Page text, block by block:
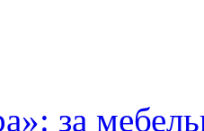
за